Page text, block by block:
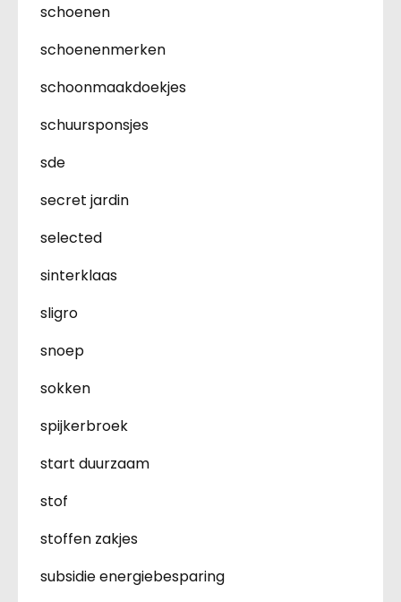
schoenen
schoenenmerken
schoonmaakdoekjes
schuursponsjes
sde
secret jardin
selected
sinterklaas
sligro
snoep
sokken
spijkerbroek
start duurzaam
stof
stoffen zakjes
subsidie energiebesparing